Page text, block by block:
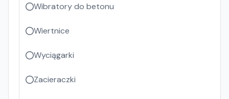
Wibratory do betonu
Wiertnice
Wyciągarki
Zacieraczki